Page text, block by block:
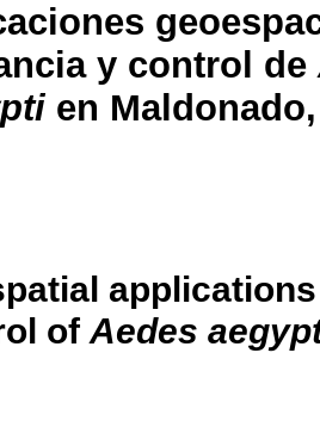
y control de
en
of Aedes